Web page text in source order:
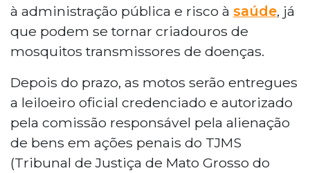
à administração pública e risco à saúde, já
que podem se tornar criadouros de
mosquitos transmissores de doenças.
Depois do prazo, as motos serão entregues
a leiloeiro oficial credenciado e autorizado
pela comissão responsável pela alienação
de bens em ações penais do TJMS
(Tribunal de Justiça de Mato Grosso do